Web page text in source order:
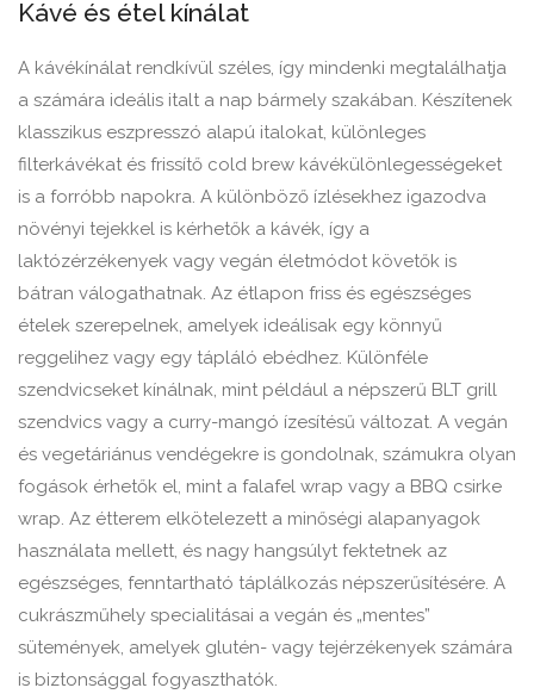
Kávé és étel kínálat
A kávékínálat rendkívül széles, így mindenki megtalálhatja
a számára ideális italt a nap bármely szakában. Készítenek
klasszikus eszpresszó alapú italokat, különleges
filterkávékat és frissítő cold brew kávékülönlegességeket
is a forróbb napokra. A különböző ízlésekhez igazodva
növényi tejekkel is kérhetők a kávék, így a
laktózérzékenyek vagy vegán életmódot követők is
bátran válogathatnak. Az étlapon friss és egészséges
ételek szerepelnek, amelyek ideálisak egy könnyű
reggelihez vagy egy tápláló ebédhez. Különféle
szendvicseket kínálnak, mint például a népszerű BLT grill
szendvics vagy a curry-mangó ízesítésű változat. A vegán
és vegetáriánus vendégekre is gondolnak, számukra olyan
fogások érhetők el, mint a falafel wrap vagy a BBQ csirke
wrap. Az étterem elkötelezett a minőségi alapanyagok
használata mellett, és nagy hangsúlyt fektetnek az
egészséges, fenntartható táplálkozás népszerűsítésére. A
cukrászműhely specialitásai a vegán és „mentes”
sütemények, amelyek glutén- vagy tejérzékenyek számára
is biztonsággal fogyaszthatók.